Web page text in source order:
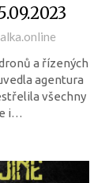
a řízených
agentura
všechny
i…